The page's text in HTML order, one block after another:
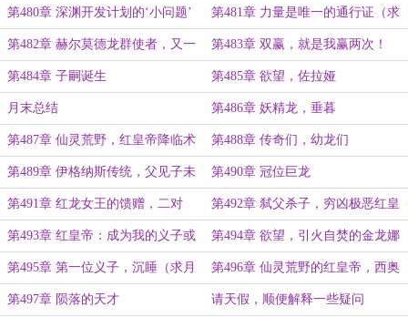
龙类再次伟大
第480章 深渊开发计划的‘小问题’ 第481章 力量是唯一的通行证（求
月票）
第482章 赫尔莫德龙群使者，又一
个恶龙之国（求月票）
第483章 双赢，就是我赢两次！
第484章 子嗣诞生 第485章 欲望，佐拉娅
月末总结 第486章 妖精龙，垂暮
第487章 仙灵荒野，红皇帝降临术 第488章 传奇们，幼龙们
第489章 伊格纳斯传统，父见子未
亡......（大章求月票）
第490章 冠位巨龙
第491章 红龙女王的馈赠，二对
二，四子之战
第492章 弑父杀子，穷凶极恶红皇
帝（求月票）
第493章 红皇帝：成为我的义子或
义女
第494章 欲望，引火自焚的金龙娜
莎
第495章 第一位义子，沉睡（求月
票）
第496章 仙灵荒野的红皇帝，西奥
的少年传奇
第497章 陨落的天才 请天假，顺便解释一些疑问